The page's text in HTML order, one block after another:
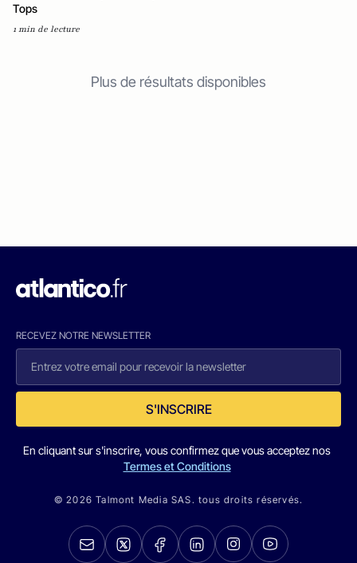
Tops
1 min de lecture
Plus de résultats disponibles
RECEVEZ NOTRE NEWSLETTER
S'INSCRIRE
En cliquant sur s'inscrire, vous confirmez que vous acceptez nos
Termes et Conditions
© 2026 Talmont Media SAS. tous droits réservés.